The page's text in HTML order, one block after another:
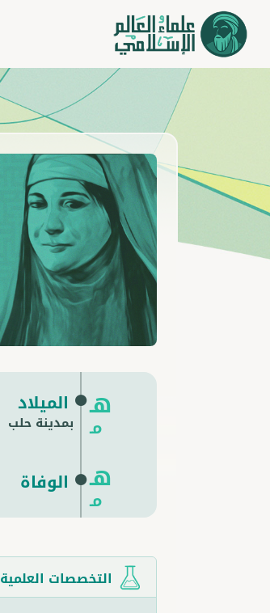
هـ
مـ
الميلاد
بمدينة حلب
هـ
مـ
الوفاة
التخصصات العلمية